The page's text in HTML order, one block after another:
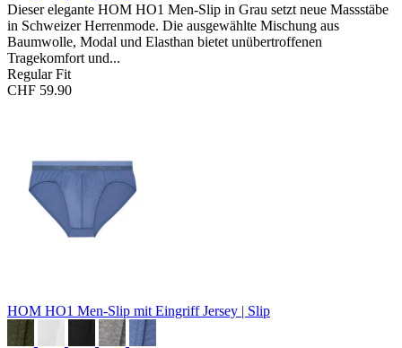
Dieser elegante HOM HO1 Men-Slip in Grau setzt neue Massstäbe
in Schweizer Herrenmode. Die ausgewählte Mischung aus
Baumwolle, Modal und Elasthan bietet unübertroffenen
Tragekomfort und...
Regular Fit
CHF 59.90
HOM HO1 Men-Slip mit EingriffJersey | Slip